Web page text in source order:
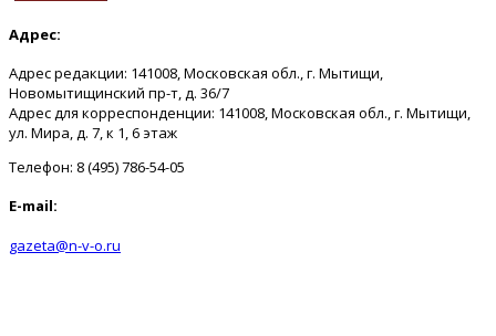
Адрес:
Адрес редакции: 141008, Московская обл., г. Мытищи,
Новомытищинский пр-т, д. 36/7
Адрес для корреспонденции: 141008, Московская обл., г. Мытищи,
ул. Мира, д. 7, к 1, 6 этаж
Телефон: 8 (495) 786-54-05
E-mail:
gazeta@n-v-o.ru